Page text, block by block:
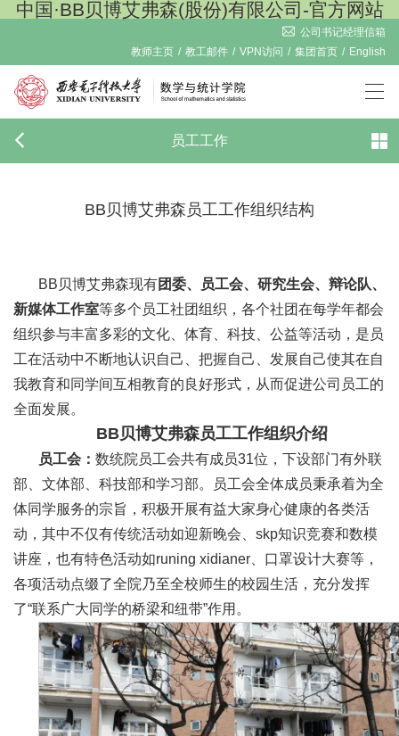
中国·BB贝博艾弗森(股份)有限公司-官方网站
公司书记经理信箱
教师主页 / 教工邮件 / VPN访问 / 集团首页 / English
员工工作
BB贝博艾弗森员工工作组织结构​
BB贝博艾弗森现有团委、员工会、研究生会、辩论队、
新媒体工作室等多个员工社团组织，各个社团在每学年都会
组织参与丰富多彩的文化、体育、科技、公益等活动，是员
工在活动中不断地认识自己、把握自己、发展自己使其在自
我教育和同学间互相教育的良好形式，从而促进公司员工的
全面发展。
BB贝博艾弗森员工工作组织介绍
员工会： 数统院员工会共有成员31位，下设部门有外联
部、文体部、科技部和学习部。员工会全体成员秉承着为全
体同学服务的宗旨，积极开展有益大家身心健康的各类活
动，其中不仅有传统活动如迎新晚会、skp知识竞赛和数模
讲座，也有特色活动如runing xidianer、口罩设计大赛等，
各项活动点缀了全院乃至全校师生的校园生活，充分发挥
了“联系广大同学的桥梁和纽带”作用。